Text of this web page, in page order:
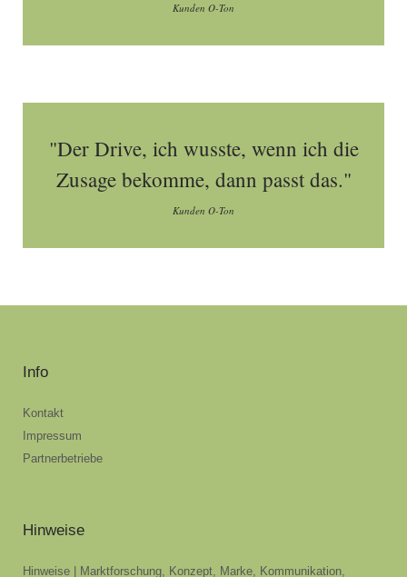
Kunden O-Ton
"Der Drive, ich wusste, wenn ich die
Zusage bekomme, dann passt das."
Kunden O-Ton
Info
Kontakt
Impressum
Partnerbetriebe
Hinweise
Hinweise | Marktforschung, Konzept, Marke, Kommunikation,